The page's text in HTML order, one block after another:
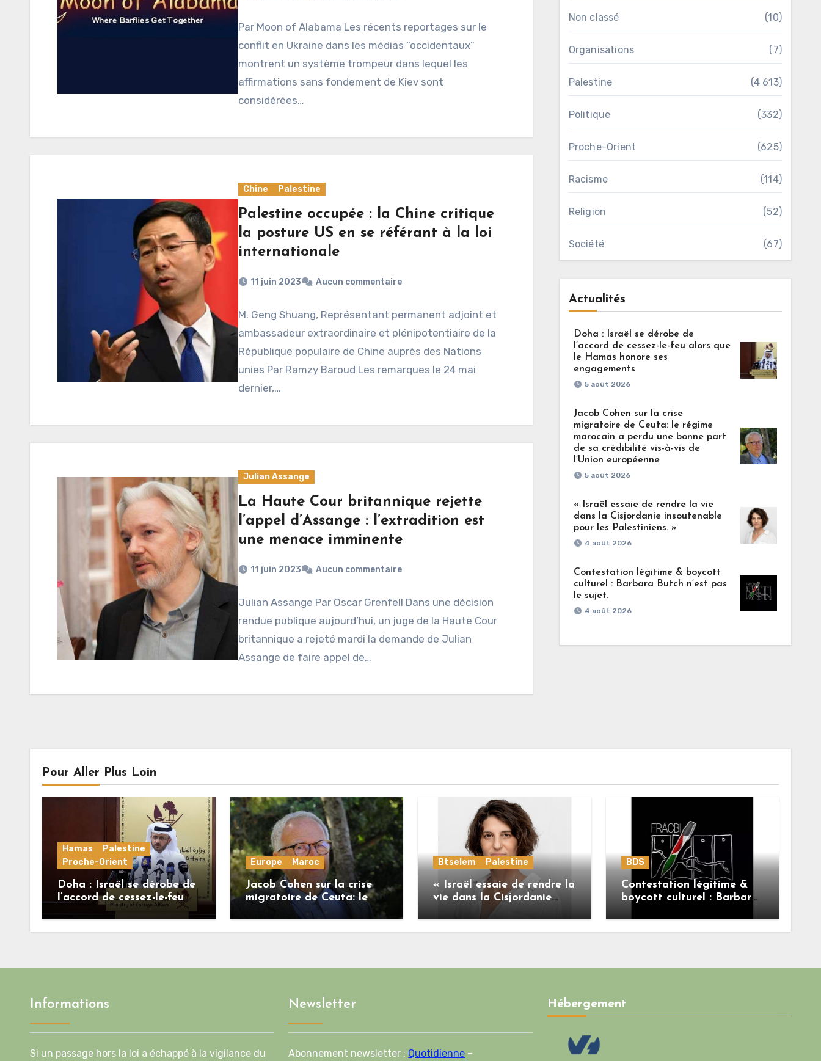
Par Moon of Alabama Les récents reportages sur le
conflit en Ukraine dans les médias “occidentaux”
montrent un système trompeur dans lequel les
affirmations sans fondement de Kiev sont
considérées…
Chine Palestine
Palestine occupée : la Chine critique
la posture US en se référant à la loi
internationale
11 juin 2023 Aucun commentaire
M. Geng Shuang, Représentant permanent adjoint et
ambassadeur extraordinaire et plénipotentiaire de la
République populaire de Chine auprès des Nations
unies Par Ramzy Baroud Les remarques le 24 mai
dernier,…
Julian Assange
La Haute Cour britannique rejette
l’appel d’Assange : l’extradition est
une menace imminente
11 juin 2023 Aucun commentaire
Julian Assange Par Oscar Grenfell Dans une décision
rendue publique aujourd’hui, un juge de la Haute Cour
britannique a rejeté mardi la demande de Julian
Assange de faire appel de…
Non classé (10)
Organisations (7)
Palestine (4 613)
Politique (332)
Proche-Orient (625)
Racisme (114)
Religion (52)
Société (67)
Actualités
Doha : Israël se dérobe de
l’accord de cessez-le-feu alors que
le Hamas honore ses
engagements
5 août 2026
Jacob Cohen sur la crise
migratoire de Ceuta: le régime
marocain a perdu une bonne part
de sa crédibilité vis-à-vis de
l’Union européenne
5 août 2026
« Israël essaie de rendre la vie
dans la Cisjordanie insoutenable
pour les Palestiniens. »
4 août 2026
Contestation légitime & boycott
culturel : Barbara Butch n’est pas
le sujet.
4 août 2026
Pour Aller Plus Loin
Hamas
Palestine
Proche-Orient
Doha : Israël se dérobe de
l’accord de cessez-le-feu
alors que le Hamas honore
ses engagements
Europe Maroc
Jacob Cohen sur la crise
migratoire de Ceuta: le
régime marocain a perdu
une bonne part de sa
Btselem Palestine
« Israël essaie de rendre la
vie dans la Cisjordanie
insoutenable pour les
Palestiniens. »
BDS
Contestation légitime &
boycott culturel : Barbara
Informations
Si un passage hors la loi a échappé à la vigilance du
Newsletter
Abonnement newsletter : Quotidienne –
Hébergement